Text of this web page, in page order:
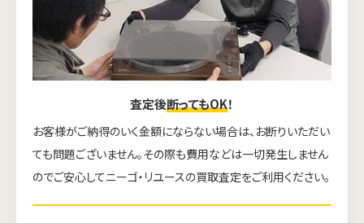
査定後断ってもOK！
お客様がご納得のいく金額にならない場合は、お断りいただい
ても問題ございません。その際も費用などは一切発生しません
のでご安心してニーゴ・リユースの買取査定をご利用ください。